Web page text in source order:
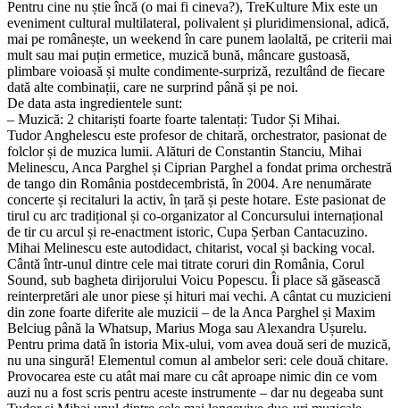
Pentru cine nu știe încă (o mai fi cineva?), TreKulture Mix este un
eveniment cultural multilateral, polivalent și pluridimensional, adică,
mai pe românește, un weekend în care punem laolaltă, pe criterii mai
mult sau mai puțin ermetice, muzică bună, mâncare gustoasă,
plimbare voioasă și multe condimente-surpriză, rezultând de fiecare
dată alte combinații, care ne surprind până și pe noi.
De data asta ingredientele sunt:
– Muzică: 2 chitariști foarte foarte talentați: Tudor Și Mihai.
Tudor Anghelescu este profesor de chitară, orchestrator, pasionat de
folclor și de muzica lumii. Alături de Constantin Stanciu, Mihai
Melinescu, Anca Parghel și Ciprian Parghel a fondat prima orchestră
de tango din România postdecembristă, în 2004. Are nenumărate
concerte și recitaluri la activ, în țară și peste hotare. Este pasionat de
tirul cu arc tradițional și co-organizator al Concursului internațional
de tir cu arcul și re-enactment istoric, Cupa Șerban Cantacuzino.
Mihai Melinescu este autodidact, chitarist, vocal și backing vocal.
Cântă într-unul dintre cele mai titrate coruri din România, Corul
Sound, sub bagheta dirijorului Voicu Popescu. Îi place să găsească
reinterpretări ale unor piese și hituri mai vechi. A cântat cu muzicieni
din zone foarte diferite ale muzicii – de la Anca Parghel și Maxim
Belciug până la Whatsup, Marius Moga sau Alexandra Ușurelu.
Pentru prima dată în istoria Mix-ului, vom avea două seri de muzică,
nu una singură! Elementul comun al ambelor seri: cele două chitare.
Provocarea este cu atât mai mare cu cât aproape nimic din ce vom
auzi nu a fost scris pentru aceste instrumente – dar nu degeaba sunt